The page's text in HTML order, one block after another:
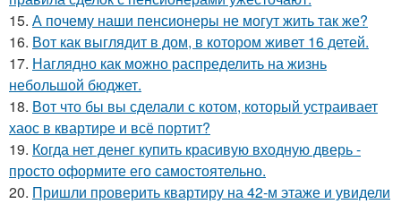
15. А почему наши пенсионеры не могут жить так же?
16. Вот как выглядит в дом, в котором живет 16 детей.
17. Наглядно как можно распределить на жизнь
небольшой бюджет.
18. Вот что бы вы сделали с котом, который устраивает
хаос в квартире и всё портит?
19. Когда нет денег купить красивую входную дверь -
просто оформите его самостоятельно.
20. Пришли проверить квартиру на 42-м этаже и увидели